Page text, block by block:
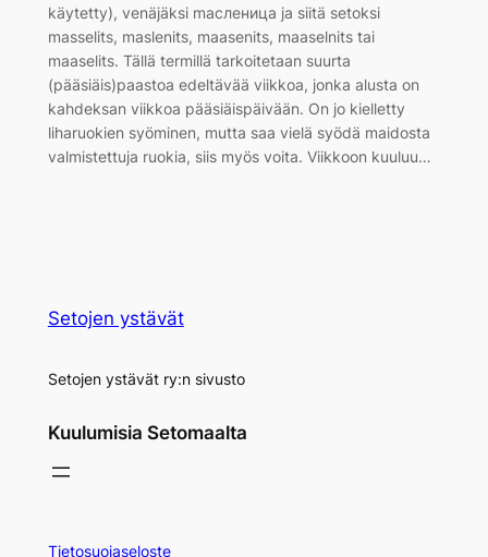
käytetty), venäjäksi mасленица ja siitä setoksi
masselits, maslenits, maasenits, maaselnits tai
maaselits. Tällä termillä tarkoitetaan suurta
(pääsiäis)paastoa edeltävää viikkoa, jonka alusta on
kahdeksan viikkoa pääsiäispäivään. On jo kielletty
liharuokien syöminen, mutta saa vielä syödä maidosta
valmistettuja ruokia, siis myös voita. Viikkoon kuuluu…
Setojen ystävät
Setojen ystävät ry:n sivusto
Kuulumisia Setomaalta
Tietosuojaseloste